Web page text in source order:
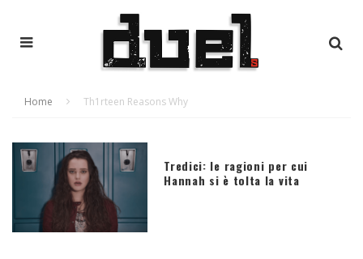
Home Th1rteen Reasons Why
Tredici: le ragioni per cui
Hannah si è tolta la vita